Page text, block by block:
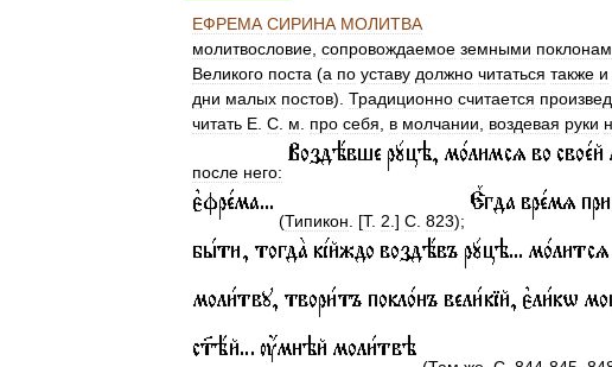
ЕФРЕМА СИРИНА МОЛИТВА
молитвословие сопровождаемое земными
Великого поста (а по уставу должно читаться также и
дни малых постов). Традиционно считается
читать Е С м про себя в молчании воздевая руки
после него:
(Типикон . [Т. 2 .] С 823);